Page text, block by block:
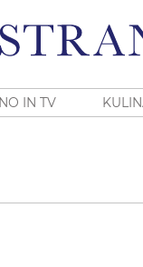
IN TV